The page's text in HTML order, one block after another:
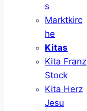
s
Marktkirc
he
Kitas
Kita Franz
Stock
Kita Herz
Jesu